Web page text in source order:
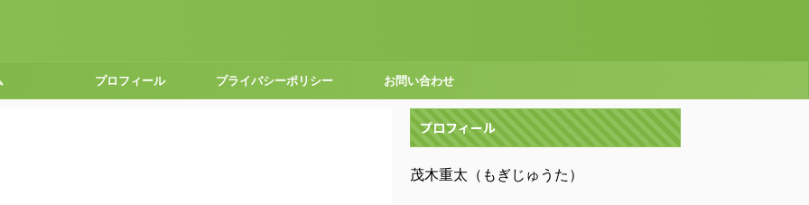
プロフィール プライバシーポリシー お問い合わせ
プロフィール
茂木重太（もぎじゅうた）